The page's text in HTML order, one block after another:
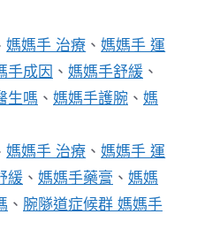
媽媽手 治療 、媽媽手 運
手成因 、 媽媽手舒緩 、
生嗎 、 媽媽手護腕 、 媽
媽媽手 治療 、媽媽手 運
緩 、 媽媽手藥膏 、 媽媽
、 腕隧道症候群 媽媽手